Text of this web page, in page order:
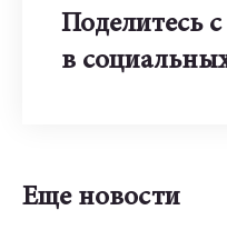
Поделитесь
в
Еще новости